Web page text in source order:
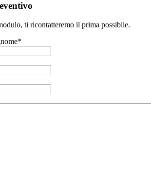
ti ricontatteremo il prima possibile.
*